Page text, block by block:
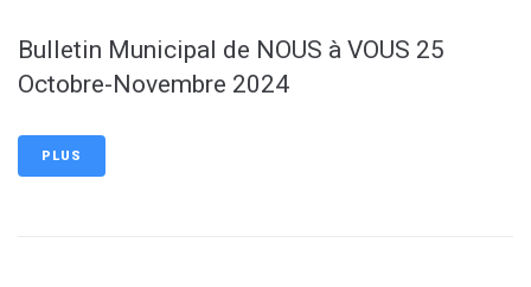
Bulletin Municipal de NOUS à VOUS 25
Octobre-Novembre 2024
PLUS